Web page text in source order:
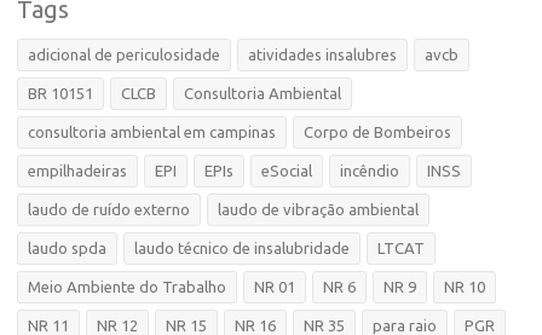
Tags
adicional de periculosidade atividades insalubres avcb
BR 10151 CLCB Consultoria Ambiental
consultoria ambiental em campinas Corpo de Bombeiros
empilhadeiras EPI EPIs eSocial incêndio INSS
laudo de ruído externo laudo de vibração ambiental
laudo spda laudo técnico de insalubridade LTCAT
Meio Ambiente do Trabalho NR 01 NR 6 NR 9 NR 10
NR 11 NR 12 NR 15 NR 16 NR 35 para raio PGR